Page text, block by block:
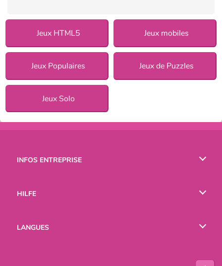
Jeux HTML5 Jeux mobiles
Jeux Populaires Jeux de Puzzles
Jeux Solo
INFOS ENTREPRISE
HILFE
LANGUES